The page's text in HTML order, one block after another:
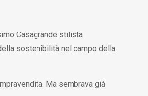
Casagrande stilista
sostenibilità nel campo della
Ma sembrava già